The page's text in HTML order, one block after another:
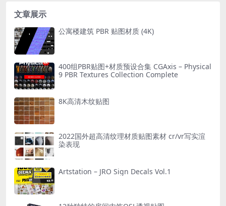
文章展示
公寓楼建筑 PBR 贴图材质 (4K)
400组PBR贴图+材质预设合集 CGAxis – Physical
9 PBR Textures Collection Complete
8K高清木纹贴图
2022国外超高清纹理材质贴图素材 cr/vr写实渲
染表现
Artstation – JRO Sign Decals Vol.1